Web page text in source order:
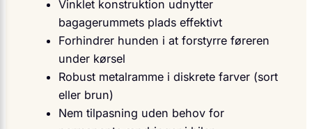
Vinklet konstruktion udnytter
bagagerummets plads effektivt
Forhindrer hunden i at forstyrre føreren
under kørsel
Robust metalramme i diskrete farver (sort
eller brun)
Nem tilpasning uden behov for